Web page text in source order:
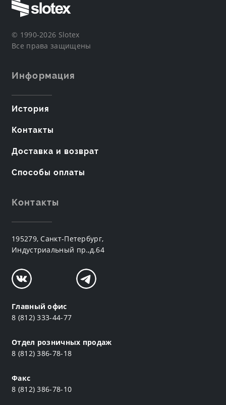
© 1990-2026 Slotex
Все права защищены
Информация
История
Контакты
Доставка и возврат
Способы оплаты
Контакты
195279, Санкт-Петербург,
Индустриальный пр.,д.64
Главный офис
8 (812) 333-44-77
Отдел розничных продаж
8 (812) 386-78-18
Факс
8 (812) 386-78-10